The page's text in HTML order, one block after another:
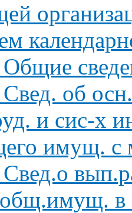
об осн.
и сис-х
имущ. с
в